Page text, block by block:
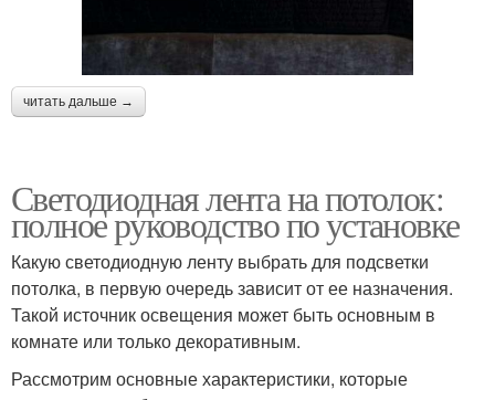
читать дальше →
Светодиодная лента на потолок:
полное руководство по установке
Какую светодиодную ленту выбрать для подсветки
потолка, в первую очередь зависит от ее назначения.
Такой источник освещения может быть основным в
комнате или только декоративным.
Рассмотрим основные характеристики, которые